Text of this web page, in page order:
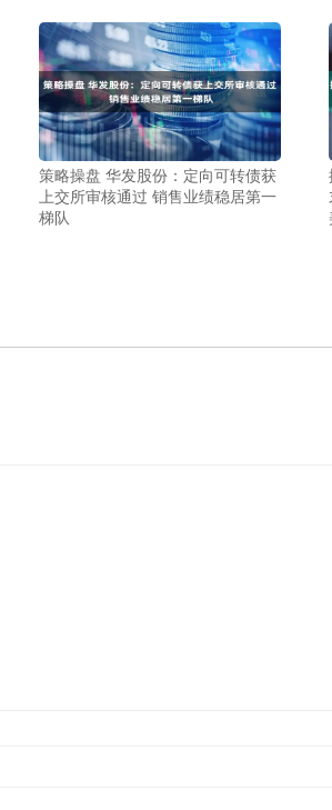
策略操盘 华发股份：定向可转债获
上交所审核通过 销售业绩稳居第一
梯队